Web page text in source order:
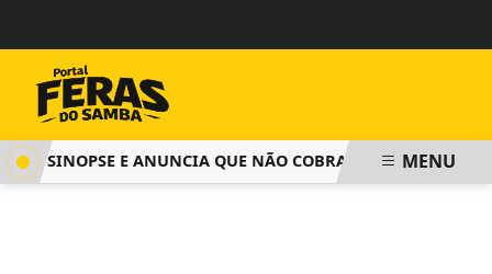
SINOPSE E ANUNCIA QUE NÃO COBRARÁ TAXA DEMENU